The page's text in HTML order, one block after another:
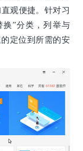
观便捷。针对习
换”分类，列举与
定位到所需的安